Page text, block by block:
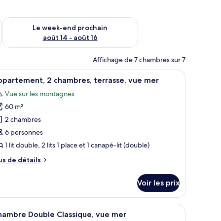
août 7 - août 9
Le week-end prochain
août 14 - août 16
Vérifier la disponibilité pour le week-end prochain août 14 -
Affichage de 7 chambres sur 7
Wi-Fi
:
Appartement, 2 chambres, terrasse, vue mer
11 2 chambres, terrasse, vue mer
Vue sur les montagnes
60 m²
2 chambres
6 personnes
1 lit double, 2 lits 1 place et 1 canapé-lit (double)
de détails
Voir les prix
Bureau, Wi-Fi Chambre Double Classique, vue mer |
6 Double Classique, vue mer